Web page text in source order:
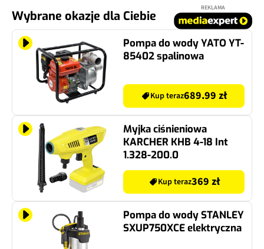
Wybrane okazje dla Ciebie
REKLAMA
Pompa do wody YATO YT-
85402 spalinowa
Kup teraz689.99 zł
Myjka ciśnieniowa
KARCHER KHB 4-18 Int
1.328-200.0
Kup teraz369 zł
Pompa do wody STANLEY
SXUP750XCE elektryczna